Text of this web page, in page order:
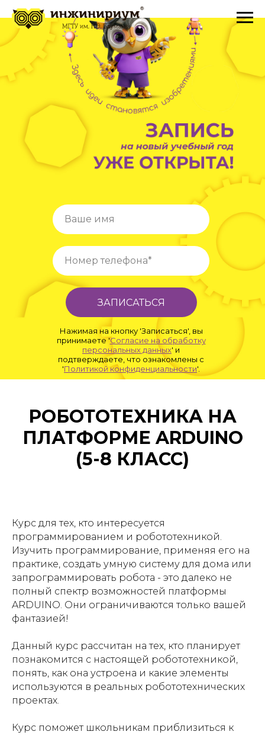
Ваше имя
Номер телефона*
ЗАПИСАТЬСЯ
Нажимая на кнопку 'Записаться', вы
принимаете 'Согласие на обработку
персональных данных' и
подтверждаете, что ознакомлены с
'Политикой конфиденциальности'.
РОБОТОТЕХНИКА НА
ПЛАТФОРМЕ ARDUINO
(5-8 КЛАСС)
Курс для тех, кто интересуется
программированием и робототехникой.
Изучить программирование, применяя его на
практике, создать умную систему для дома или
запрограммировать робота - это далеко не
полный спектр возможностей платформы
ARDUINO. Они ограничиваются только вашей
фантазией!
Данный курс рассчитан на тех, кто планирует
познакомится с настоящей робототехникой,
понять, как она устроена и какие элементы
используются в реальных робототехнических
проектах.
Курс поможет школьникам приблизиться к